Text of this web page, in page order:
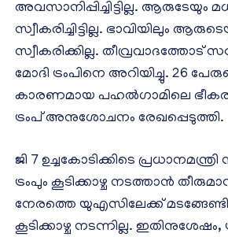
അവസാനിപ്പിച്ചിട്ടില്ല. ആരുടേയും
സ്വീകരിച്ചിട്ടില്ല. ഭാവിയിലും
സ്വീകരിക്കില്ല. തീവ്രവാദത്തോട്
മോദി ട്രംപിനെ അറിയിച്ചു. 26
കാരണമായ പഹൽഗാമിലെ
ട്രംപ് അനുശോചനം രേഖപ്പെടുത്തി.
ജി 7 ഉച്ചകോടിക്കിടെ പ്രധാനമന്ത്രി
ട്രംപും കൂടിക്കാഴ്ച നടത്താൻ
നേരത്തെ യുഎസിലേക്ക്
കൂടിക്കാഴ്ച നടന്നില്ല. ഇതിനുശേഷം,